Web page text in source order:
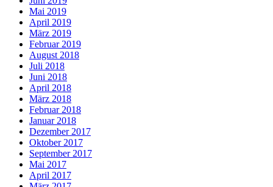
Mai 2019
April 2019
März 2019
Februar 2019
August 2018
Juli 2018
Juni 2018
April 2018
März 2018
Februar 2018
Januar 2018
Dezember 2017
Oktober 2017
September 2017
Mai 2017
April 2017